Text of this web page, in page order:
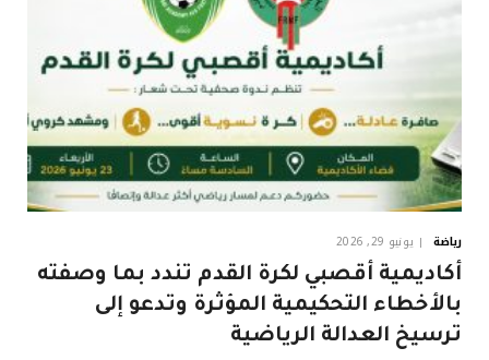
رياضة يونيو 29, 2026
أكاديمية أقصبي لكرة القدم تندد بما وصفته
بالأخطاء التحكيمية المؤثرة وتدعو إلى
ترسيخ العدالة الرياضية